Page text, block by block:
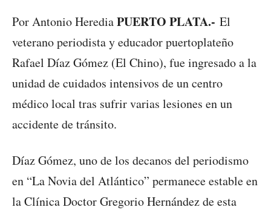
Por Antonio HerediaPUERTO PLATA.- El
veterano periodista y educador puertoplateño
Rafael Díaz Gómez (El Chino), fue ingresado a la
unidad de cuidados intensivos de un centro
médico local tras sufrir varias lesiones en un
accidente de tránsito.
Díaz Gómez, uno de los decanos del periodismo
en “La Novia del Atlántico” permanece estable en
la Clínica Doctor Gregorio Hernández de esta